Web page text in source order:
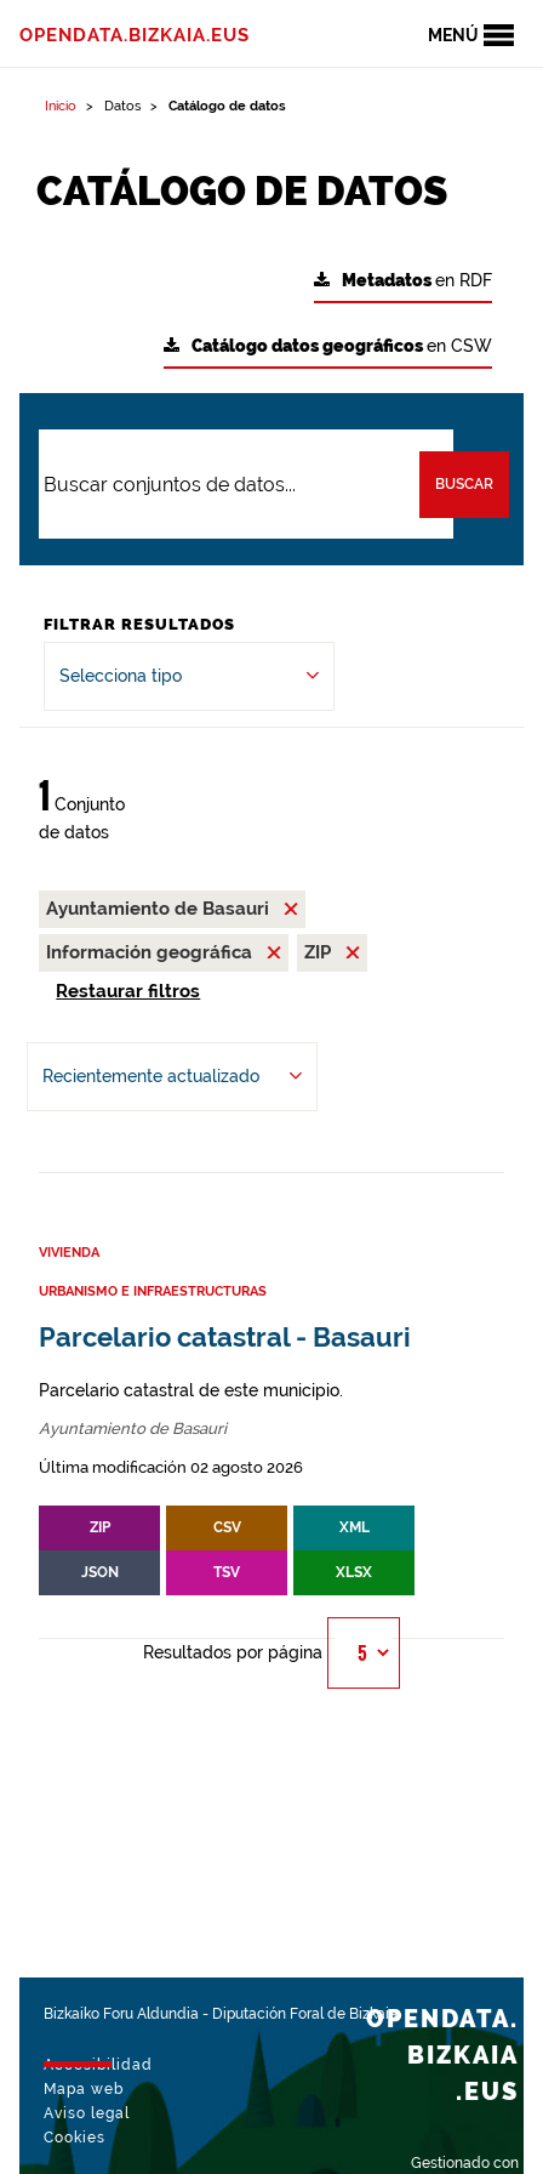
MENÚ
OPENDATA.BIZKAIA.EUS
Inicio Datos Catálogo de datos
CATÁLOGO DE DATOS
Metadatosen RDF
Catálogo datos geográficosen CSW
BUSCAR
FILTRAR RESULTADOS
Selecciona tipo
1 Conjunto
de datos
Ayuntamiento de Basauri
Información geográfica
ZIP
Restaurar filtros
Recientemente actualizado
VIVIENDA
URBANISMO E INFRAESTRUCTURAS
Parcelario catastral - Basauri
Parcelario catastral de este municipio.
Ayuntamiento de Basauri
Última modificación 02 agosto 2026
ZIP CSV XML
JSON TSV XLSX
Resultados por página
Bizkaiko Foru Aldundia - Diputación Foral de Bizkaia
Accesibilidad
Mapa web
Aviso legal
Cookies
Gestionado con
OPENDATA.
BIZKAIA
.EUS